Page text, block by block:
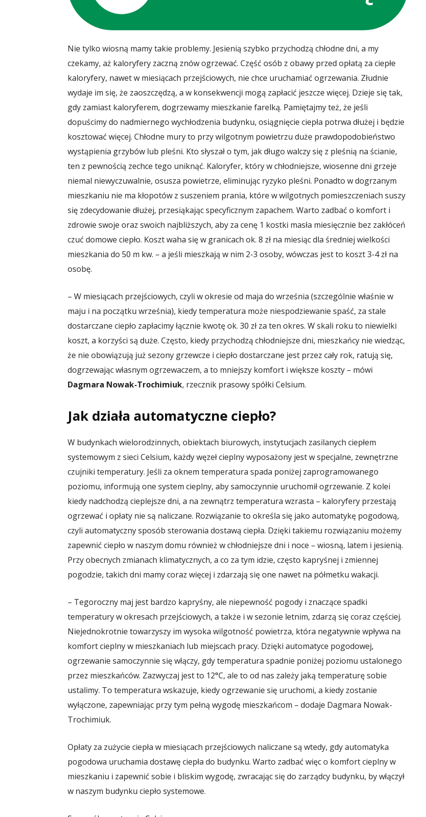
Nie tylko wiosną mamy takie problemy. Jesienią szybko przychodzą chłodne dni, a my
czekamy, aż kaloryfery zaczną znów ogrzewać. Część osób z obawy przed opłatą za ciepłe
kaloryfery, nawet w miesiącach przejściowych, nie chce uruchamiać ogrzewania. Złudnie
wydaje im się, że zaoszczędzą, a w konsekwencji mogą zapłacić jeszcze więcej. Dzieje się tak,
gdy zamiast kaloryferem, dogrzewamy mieszkanie farelką. Pamiętajmy też, że jeśli
dopuścimy do nadmiernego wychłodzenia budynku, osiągnięcie ciepła potrwa dłużej i będzie
kosztować więcej. Chłodne mury to przy wilgotnym powietrzu duże prawdopodobieństwo
wystąpienia grzybów lub pleśni. Kto słyszał o tym, jak długo walczy się z pleśnią na ścianie,
ten z pewnością zechce tego uniknąć. Kaloryfer, który w chłodniejsze, wiosenne dni grzeje
niemal niewyczuwalnie, osusza powietrze, eliminując ryzyko pleśni. Ponadto w dogrzanym
mieszkaniu nie ma kłopotów z suszeniem prania, które w wilgotnych pomieszczeniach suszy
się zdecydowanie dłużej, przesiąkając specyficznym zapachem. Warto zadbać o komfort i
zdrowie swoje oraz swoich najbliższych, aby za cenę 1 kostki masła miesięcznie bez zakłóceń
czuć domowe ciepło. Koszt waha się w granicach ok. 8 zł na miesiąc dla średniej wielkości
mieszkania do 50 m kw. – a jeśli mieszkają w nim 2-3 osoby, wówczas jest to koszt 3-4 zł na
osobę.
– W miesiącach przejściowych, czyli w okresie od maja do września (szczególnie właśnie w
maju i na początku września), kiedy temperatura może niespodziewanie spaść, za stale
dostarczane ciepło zapłacimy łącznie kwotę ok. 30 zł za ten okres. W skali roku to niewielki
koszt, a korzyści są duże. Często, kiedy przychodzą chłodniejsze dni, mieszkańcy nie wiedząc,
że nie obowiązują już sezony grzewcze i ciepło dostarczane jest przez cały rok, ratują się,
dogrzewając własnym ogrzewaczem, a to mniejszy komfort i większe koszty – mówi
Dagmara Nowak-Trochimiuk, rzecznik prasowy spółki Celsium.
Jak działa automatyczne ciepło?
W budynkach wielorodzinnych, obiektach biurowych, instytucjach zasilanych ciepłem
systemowym z sieci Celsium, każdy węzeł cieplny wyposażony jest w specjalne, zewnętrzne
czujniki temperatury. Jeśli za oknem temperatura spada poniżej zaprogramowanego
poziomu, informują one system cieplny, aby samoczynnie uruchomił ogrzewanie. Z kolei
kiedy nadchodzą cieplejsze dni, a na zewnątrz temperatura wzrasta – kaloryfery przestają
ogrzewać i opłaty nie są naliczane. Rozwiązanie to określa się jako automatykę pogodową,
czyli automatyczny sposób sterowania dostawą ciepła. Dzięki takiemu rozwiązaniu możemy
zapewnić ciepło w naszym domu również w chłodniejsze dni i noce – wiosną, latem i jesienią.
Przy obecnych zmianach klimatycznych, a co za tym idzie, często kapryśnej i zmiennej
pogodzie, takich dni mamy coraz więcej i zdarzają się one nawet na półmetku wakacji.
– Tegoroczny maj jest bardzo kapryśny, ale niepewność pogody i znaczące spadki
temperatury w okresach przejściowych, a także i w sezonie letnim, zdarzą się coraz częściej.
Niejednokrotnie towarzyszy im wysoka wilgotność powietrza, która negatywnie wpływa na
komfort cieplny w mieszkaniach lub miejscach pracy. Dzięki automatyce pogodowej,
ogrzewanie samoczynnie się włączy, gdy temperatura spadnie poniżej poziomu ustalonego
przez mieszkańców. Zazwyczaj jest to 12°C, ale to od nas zależy jaką temperaturę sobie
ustalimy. To temperatura wskazuje, kiedy ogrzewanie się uruchomi, a kiedy zostanie
wyłączone, zapewniając przy tym pełną wygodę mieszkańcom – dodaje Dagmara Nowak-
Trochimiuk.
Opłaty za zużycie ciepła w miesiącach przejściowych naliczane są wtedy, gdy automatyka
pogodowa uruchamia dostawę ciepła do budynku. Warto zadbać więc o komfort cieplny w
mieszkaniu i zapewnić sobie i bliskim wygodę, zwracając się do zarządcy budynku, by włączył
w naszym budynku ciepło systemowe.